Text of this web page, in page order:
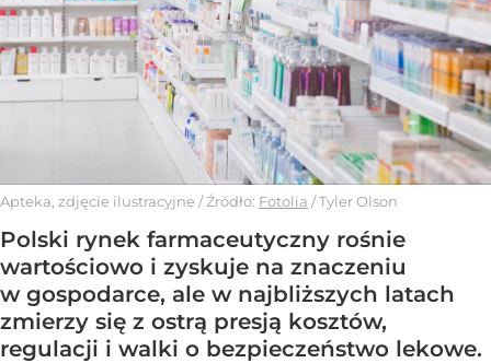
Apteka, zdjęcie ilustracyjne / Źródło: Fotolia /Tyler Olson
Polski rynek farmaceutyczny rośnie
wartościowo i zyskuje na znaczeniu
w gospodarce, ale w najbliższych latach
zmierzy się z ostrą presją kosztów,
regulacji i walki o bezpieczeństwo lekowe.